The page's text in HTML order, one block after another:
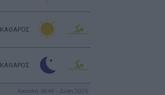
ΚΑΘΑΡΟΣ
ΚΑΘΑΡΟΣ
Ανατολή: 06:44 - Δύση 20:25